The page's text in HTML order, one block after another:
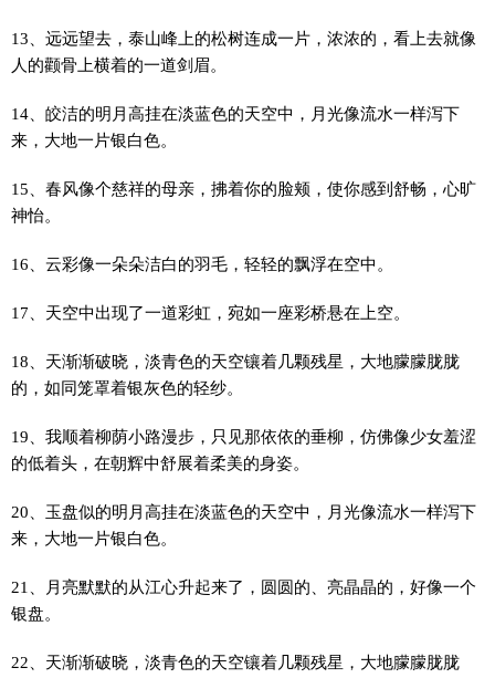
13、远远望去，泰山峰上的松树连成一片，浓浓的，看上去就像
人的颧骨上横着的一道剑眉。
14、皎洁的明月高挂在淡蓝色的天空中，月光像流水一样泻下
来，大地一片银白色。
15、春风像个慈祥的母亲，拂着你的脸颊，使你感到舒畅，心旷
神怡。
16、云彩像一朵朵洁白的羽毛，轻轻的飘浮在空中。
17、天空中出现了一道彩虹，宛如一座彩桥悬在上空。
18、天渐渐破晓，淡青色的天空镶着几颗残星，大地朦朦胧胧
的，如同笼罩着银灰色的轻纱。
19、我顺着柳荫小路漫步，只见那依依的垂柳，仿佛像少女羞涩
的低着头，在朝辉中舒展着柔美的身姿。
20、玉盘似的明月高挂在淡蓝色的天空中，月光像流水一样泻下
来，大地一片银白色。
21、月亮默默的从江心升起来了，圆圆的、亮晶晶的，好像一个
银盘。
22、天渐渐破晓，淡青色的天空镶着几颗残星，大地朦朦胧胧